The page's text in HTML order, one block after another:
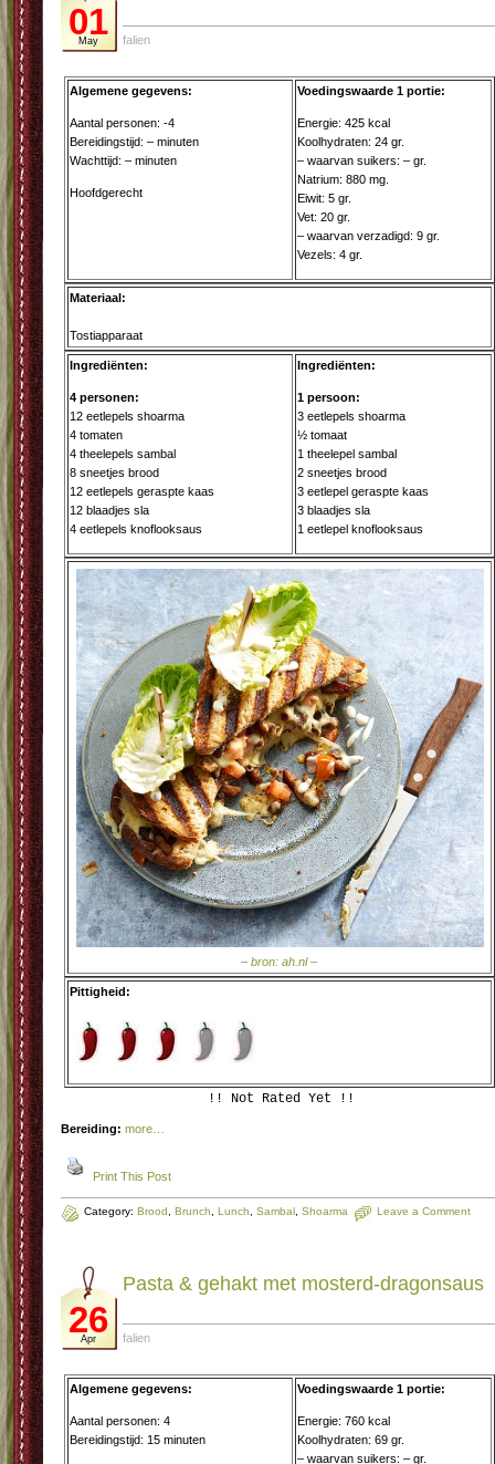
01
May falien
Algemene gegevens:
Aantal personen: -4
Bereidingstijd: – minuten
Wachttijd: – minuten
Hoofdgerecht
Voedingswaarde 1 portie:
Energie: 425 kcal
Koolhydraten: 24 gr.
– waarvan suikers: – gr.
Natrium: 880 mg.
Eiwit: 5 gr.
Vet: 20 gr.
– waarvan verzadigd: 9 gr.
Vezels: 4 gr.
Materiaal:
Tostiapparaat
Ingrediënten:
4 personen:
12 eetlepels shoarma
4 tomaten
4 theelepels sambal
8 sneetjes brood
12 eetlepels geraspte kaas
12 blaadjes sla
4 eetlepels knoflooksaus
Ingrediënten:
1 persoon:
3 eetlepels shoarma
½ tomaat
1 theelepel sambal
2 sneetjes brood
3 eetlepel geraspte kaas
3 blaadjes sla
1 eetlepel knoflooksaus
– bron: ah.nl –
Pittigheid:
!! Not Rated Yet !!
Bereiding: more…
Print This Post
Category: Brood Brunch Lunch Sambal Shoarma Leave a Comment
26
Apr
Pasta & gehakt met mosterd-dragonsaus
falien
Algemene gegevens:
Aantal personen: 4
Bereidingstijd: 15 minuten
Voedingswaarde 1 portie:
Energie: 760 kcal
Koolhydraten: 69 gr.
– waarvan suikers: – gr.